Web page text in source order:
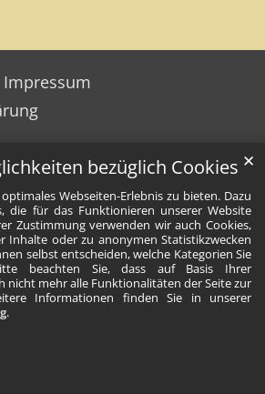
bezüglich Cookies
Webseiten-Erlebnis zu bieten. Dazu
die für das Funktionieren unserer Website
Zustimmung verwenden wir auch Cookies,
Inhalte oder zu anonymen Statistikzwecken
selbst entscheiden, welche Kategorien Sie
beachten Sie, dass auf Basis Ihrer
nicht mehr alle Funktionalitäten der Seite zur
Informationen finden Sie in unserer
.
✕
Impressum